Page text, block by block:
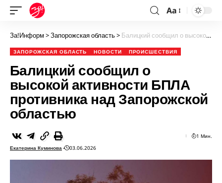
Aa
За!Информ >Запорожская область> Балицкий сообщил о высокой активности БПЛА противника над Запорожской областью
ЗАПОРОЖСКАЯ ОБЛАСТЬ НОВОСТИ ПРОИСШЕСТВИЯ
Балицкий сообщил о
высокой активности БПЛА
противника над Запорожской
областью
Екатерина Куминова 03.06.2026
1 Мин.